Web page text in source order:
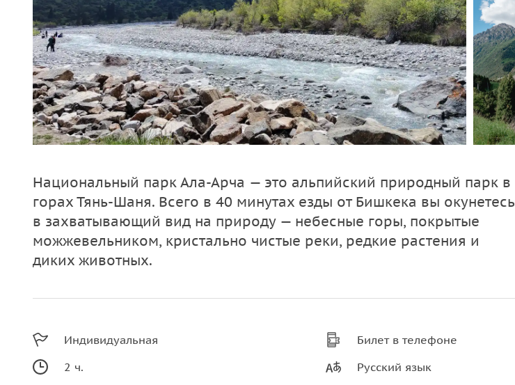
Национальный парк Ала-Арча — это альпийский природный парк в
горах Тянь-Шаня. Всего в 40 минутах езды от Бишкека вы окунетесь
в захватывающий вид на природу — небесные горы, покрытые
можжевельником, кристально чистые реки, редкие растения и
диких животных.
Индивидуальная
2 ч.
Билет в телефоне
Русский язык